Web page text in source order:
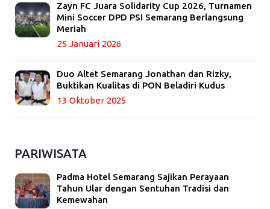
Zayn FC Juara Solidarity Cup 2026, Turnamen
Mini Soccer DPD PSI Semarang Berlangsung
Meriah
25 Januari 2026
Duo Altet Semarang Jonathan dan Rizky,
Buktikan Kualitas di PON Beladiri Kudus
13 Oktober 2025
PARIWISATA
Padma Hotel Semarang Sajikan Perayaan
Tahun Ular dengan Sentuhan Tradisi dan
Kemewahan